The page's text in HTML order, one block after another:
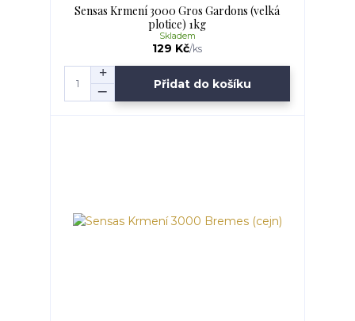
Sensas Krmení 3000 Gros Gardons (velká
plotice) 1kg
129 Kč/ks
Skladem
Přidat do košíku